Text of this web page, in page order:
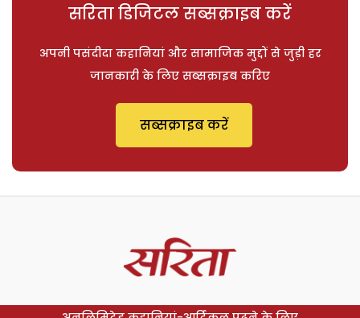
सरिता डिजिटल सब्सक्राइब करें
अपनी पसंदीदा कहानियां और सामाजिक मुद्दों से जुड़ी हर
जानकारी के लिए सब्सक्राइब करिए
सब्सक्राइब करें